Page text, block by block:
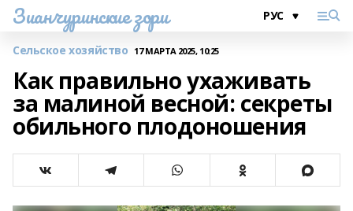
Зианчуринские зори
Сельское хозяйство 17 МАРТА 2025, 10:25
Как правильно ухаживать
за малиной весной: секреты
обильного плодоношения